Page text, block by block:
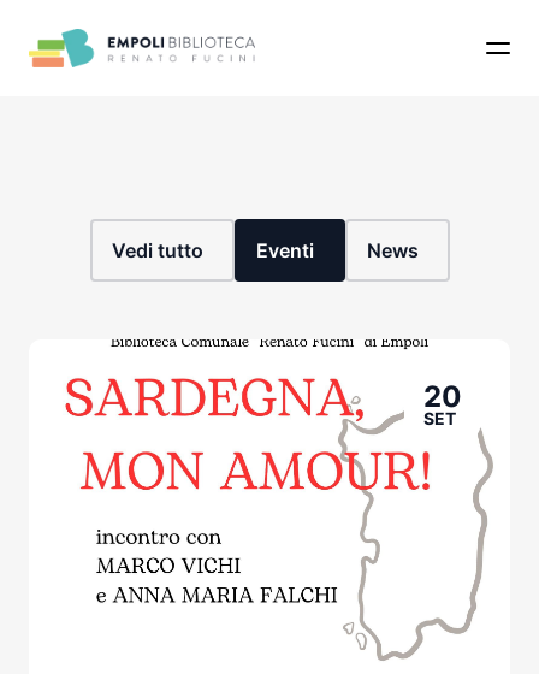
Apri
Eventi
Vedi tutto Eventi News
20
SET